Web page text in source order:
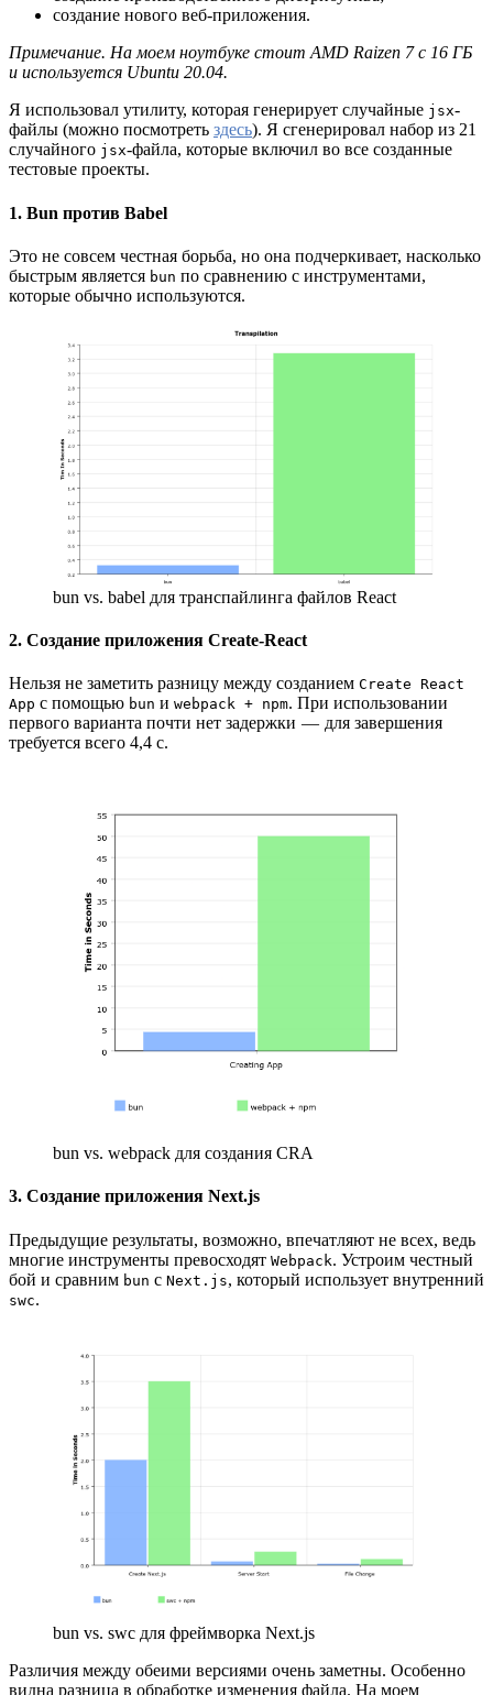
создание нового веб-приложения.
Примечание. На моем ноутбуке стоит AMD Raizen 7 с 16 ГБ
и используется Ubuntu 20.04.
Я использовал утилиту, которая генерирует случайные jsx-
файлы (можно посмотреть здесь). Я сгенерировал набор из 21
случайного jsx-файла, которые включил во все созданные
тестовые проекты.
1. Bun против Babel
Это не совсем честная борьба, но она подчеркивает, насколько
быстрым является bun по сравнению с инструментами,
которые обычно используются.
bun vs. babel для транспайлинга файлов React
2. Создание приложения Create-React
Нельзя не заметить разницу между созданием Create React
App с помощью bun и webpack + npm. При использовании
первого варианта почти нет задержки — для завершения
требуется всего 4,4 с.
bun vs. webpack для создания CRA
3. Создание приложения Next.js
Предыдущие результаты, возможно, впечатляют не всех, ведь
многие инструменты превосходят Webpack. Устроим честный
бой и сравним bun с Next.js, который использует внутренний
swc.
bun vs. swc для фреймворка Next.js
Различия между обеими версиями очень заметны. Особенно
видна разница в обработке изменения файла. На моем